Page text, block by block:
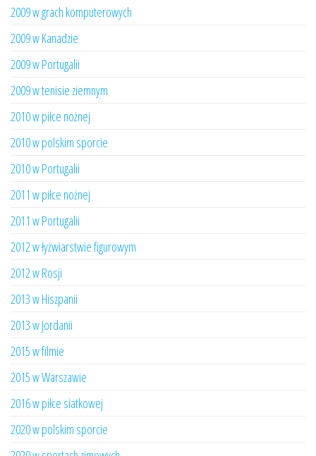
2009 w grach komputerowych
2009 w Kanadzie
2009 w Portugalii
2009 w tenisie ziemnym
2010 w piłce nożnej
2010 w polskim sporcie
2010 w Portugalii
2011 w piłce nożnej
2011 w Portugalii
2012 w łyżwiarstwie figurowym
2012 w Rosji
2013 w Hiszpanii
2013 w Jordanii
2015 w filmie
2015 w Warszawie
2016 w piłce siatkowej
2020 w polskim sporcie